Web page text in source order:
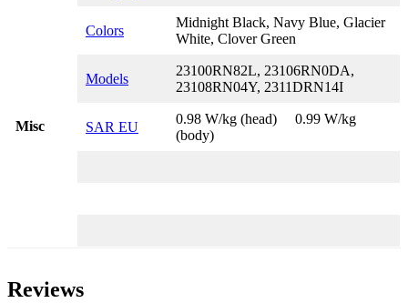
Misc
Colors
Midnight Black, Navy Blue, Glacier
White, Clover Green
Models
23100RN82L, 23106RN0DA,
23108RN04Y, 2311DRN14I
SAR EU
0.98 W/kg (head) 0.99 W/kg
(body)
Reviews